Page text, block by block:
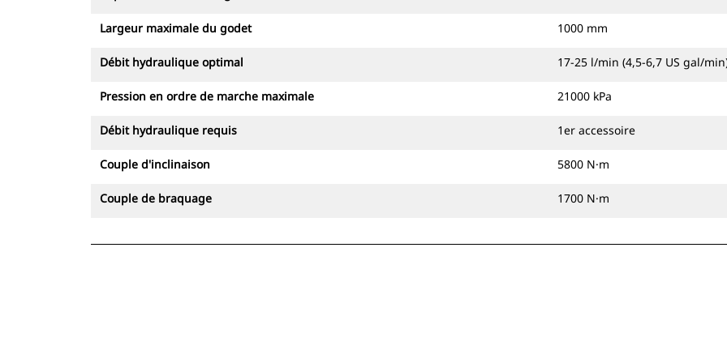
Largeur maximale du godet 1000 mm
Débit hydraulique optimal 17-25 l/min (4,5-6,7 US gal/
Pression en ordre de marche maximale 21000 kPa
Débit hydraulique requis 1er accessoire
Couple d'inclinaison 5800 N·m
Couple de braquage 1700 N·m